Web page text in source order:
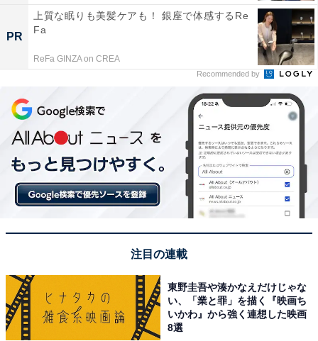
A post shared by 吉田羊 Yoh Yoshida (@yoshidayoh_official)
1位に選ばれたのは、吉田羊さんです。
元々は舞台俳優として活動していた吉田さんは、2007年
にドラマ『愛の迷宮』（フジテレビ系）に出演。その後
はNHKの大河ドラマ『江～姫たちの戦国～』や連続テレ
ビ小説『純と愛』などにも起用され、2014年のドラマ
『HERO』（フジテレビ系）で検事役を演じてブレーク
「芯がしっかりしていると思います」（60代女性／滋賀
県）
PR
上質な眠りも美髪ケアも！ 銀座で体感するRe
Fa
ReFa GINZA on CREA
Recommended by
注目の連載
東野圭吾や湊かなえだけじゃな
い、「業と罪」を描く『映画ち
いかわ』から強く連想した映画
8選